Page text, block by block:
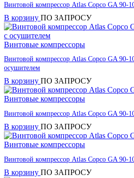
Винтовой компрессор Atlas Copco GA 90-
В корзину ПО ЗАПРОСУ
Винтовые компрессоры
Винтовой компрессор Atlas Copco GA 90-
осушителем
В корзину ПО ЗАПРОСУ
Винтовые компрессоры
Винтовой компрессор Atlas Copco GA 90-
В корзину ПО ЗАПРОСУ
Винтовые компрессоры
Винтовой компрессор Atlas Copco GA 90-
В корзину ПО ЗАПРОСУ